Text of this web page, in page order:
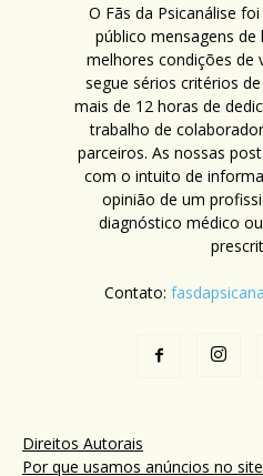
O Fãs da Psicanálise
público mensagens
melhores condições de
segue sérios critérios
mais de 12 horas de
trabalho de
parceiros. As nossas
com o intuito de
opinião de um
diagnóstico médico
Contato:
Direitos Autorais
Por que usamos anúncios no